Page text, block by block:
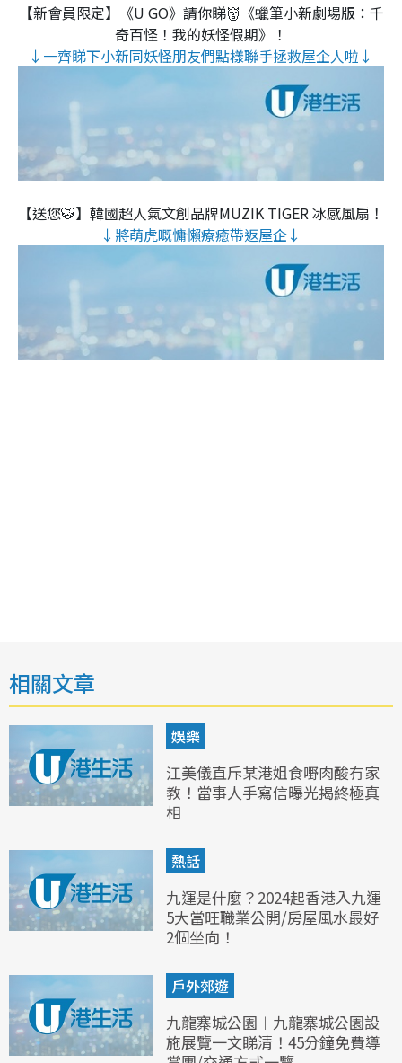
【新會員限定】《U GO》請你睇👹《蠟筆小新劇場版：千
奇百怪！我的妖怪假期》！
↓一齊睇下小新同妖怪朋友們點樣聯手拯救屋企人啦↓
【送您🐯】韓國超人氣文創品牌MUZIK TIGER 冰感風扇！
↓將萌虎嘅慵懶療癒帶返屋企↓
相關文章
娛樂
江美儀直斥某港姐食嘢肉酸冇家
教！當事人手寫信曝光揭終極真
相
熱話
九運是什麼？2024起香港入九運
5大當旺職業公開/房屋風水最好
2個坐向！
戶外郊遊
九龍寨城公園︱九龍寨城公園設
施展覽一文睇清！45分鐘免費導